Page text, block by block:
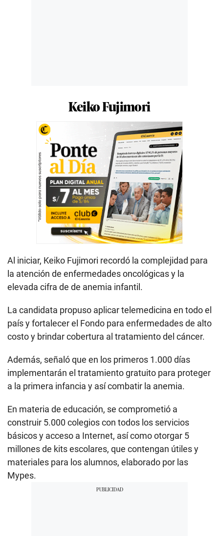
Keiko Fujimori
Al iniciar, Keiko Fujimori recordó la complejidad para
la atención de enfermedades oncológicas y la
elevada cifra de de anemia infantil.
La candidata propuso aplicar telemedicina en todo el
país y fortalecer el Fondo para enfermedades de alto
costo y brindar cobertura al tratamiento del cáncer.
Además, señaló que en los primeros 1.000 días
implementarán el tratamiento gratuito para proteger
a la primera infancia y así combatir la anemia.
En materia de educación, se comprometió a
construir 5.000 colegios con todos los servicios
básicos y acceso a Internet, así como otorgar 5
millones de kits escolares, que contengan útiles y
materiales para los alumnos, elaborado por las
Mypes.